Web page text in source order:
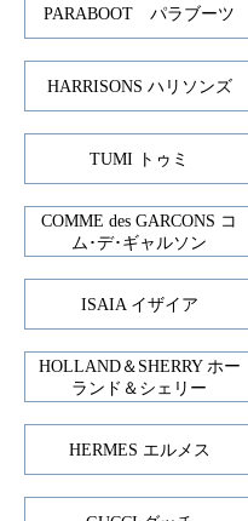
PARABOOT パラブーツ
HARRISONS ハリソンズ
TUMI トゥミ
COMME des GARCONS コ
ム･デ･ギャルソン
ISAIA イザイア
HOLLAND＆SHERRY ホー
ランド＆シェリー
HERMES エルメス